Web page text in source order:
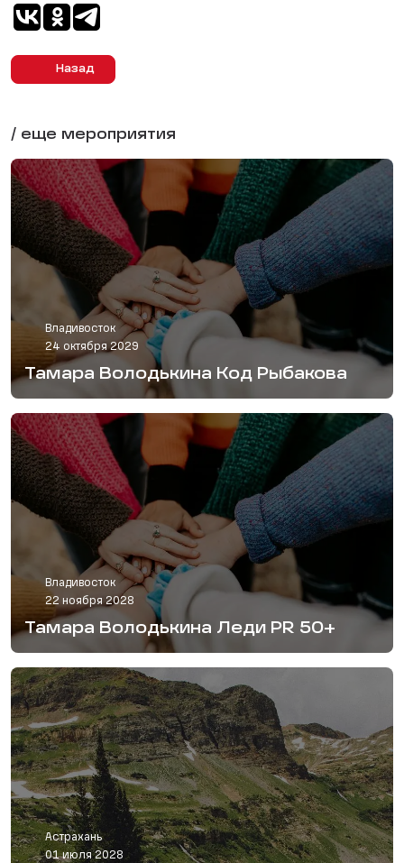
Назад
/ еще мероприятия
Владивосток
24 октября 2029
Тамара Володькина Код Рыбакова
Владивосток
22 ноября 2028
Тамара Володькина Леди PR 50+
Астрахань
01 июля 2028